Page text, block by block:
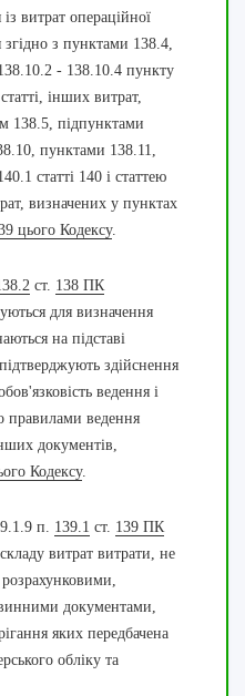
витрат операційної
згідно з пунктами 138.4,
- 138.10.4 пункту
інших витрат,
138.5, підпунктами
пунктами 138.11,
статті 140 і статтею
визначених у пунктах
цього Кодексу.
ст. 138 ПК
для визначення
на підставі
здійснення
ведення і
правилами ведення
документів,
Кодексу.
п. 139.1 ст. 139 ПК
витрат витрати, не
документами,
яких передбачена
обліку та